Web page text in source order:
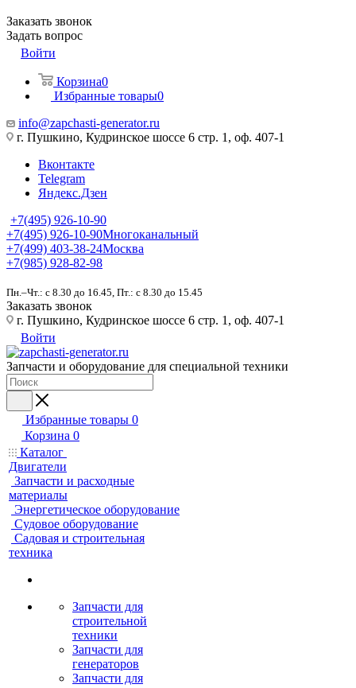
Заказать звонок
Задать вопрос
Войти
Корзина0
Избранные товары0
info@zapchasti-generator.ru
г. Пушкино, Кудринское шоссе 6 стр. 1, оф. 407-1
Вконтакте
Telegram
Яндекс.Дзен
+7(495) 926-10-90
+7(495) 926-10-90Многоканальный
+7(499) 403-38-24Москва
+7(985) 928-82-98
Пн.–Чт.: с 8.30 до 16.45, Пт.: с 8.30 до 15.45
Заказать звонок
г. Пушкино, Кудринское шоссе 6 стр. 1, оф. 407-1
Войти
Запчасти и оборудование для специальной техники
Избранные товары 0
Корзина 0
Каталог
Двигатели
Запчасти и расходные
материалы
Энергетическое оборудование
Судовое оборудование
Садовая и строительная
техника
Запчасти для
строительной
техники
Запчасти для
генераторов
Запчасти для